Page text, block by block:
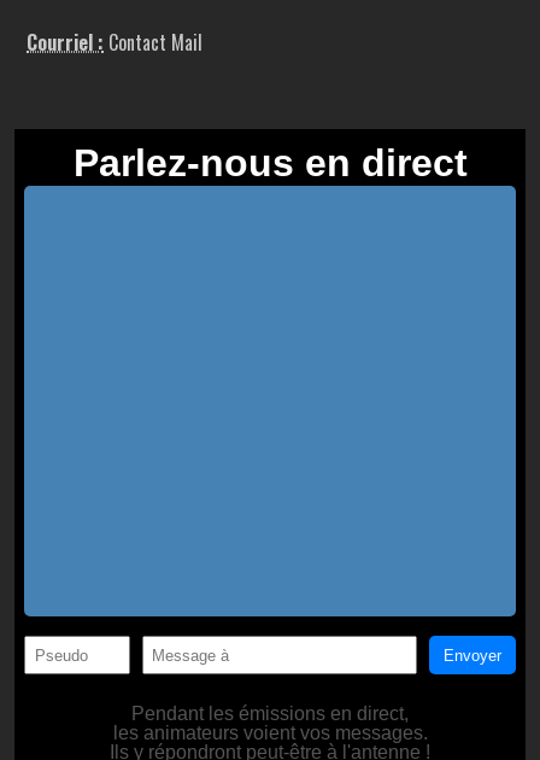
Courriel : Contact Mail